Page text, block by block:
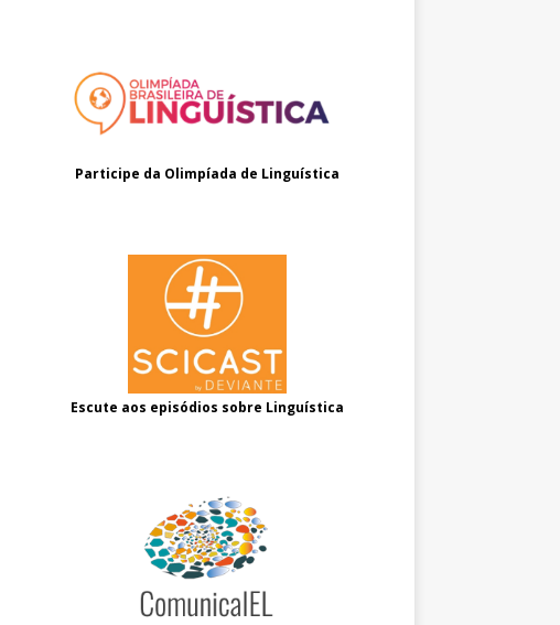
Participe da Olimpíada de Linguística
Escute aos episódios sobre Linguística